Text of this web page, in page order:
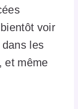
voir
les
et même